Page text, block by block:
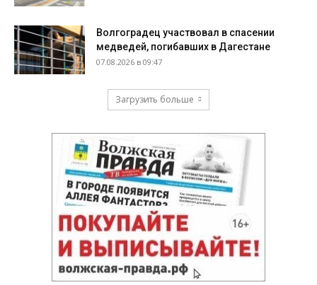
Волгоградец участвовал в спасении
медведей, погибавших в Дагестане
07.08.2026 в 09:47
Загрузить больше